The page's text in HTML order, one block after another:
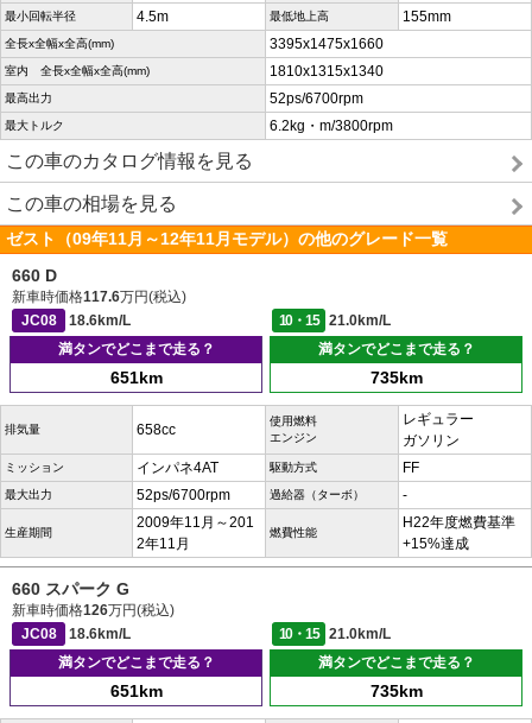
最小回転半径 4.5m 最低地上高 155mm
全長x全幅x全高(mm) 3395x1475x1660
室内 全長x全幅x全高(mm) 1810x1315x1340
最高出力 52ps/6700rpm
最大トルク 6.2kg・m/3800rpm
この車のカタログ情報を見る
この車の相場を見る
ゼスト（09年11月～12年11月モデル）の他のグレード一覧
660 D
新車時価格117.6万円(税込)
JC08
18.6km/L 10・15
21.0km/L
満タンでどこまで走る？
651km
満タンでどこまで走る？
735km
排気量 658cc
使用燃料
エンジン
レギュラー
ガソリン
ミッション インパネ4AT 駆動方式 FF
最大出力 52ps/6700rpm 過給器（ターボ） -
生産期間
2009年11月～201
2年11月
燃費性能
H22年度燃費基準
+15%達成
660 スパーク G
新車時価格126万円(税込)
JC08
18.6km/L 10・15
21.0km/L
満タンでどこまで走る？
651km
満タンでどこまで走る？
735km